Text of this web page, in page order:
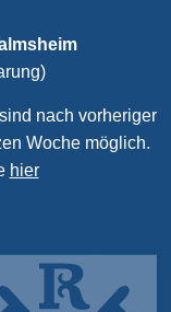
nach vorheriger
Woche möglich.
hier